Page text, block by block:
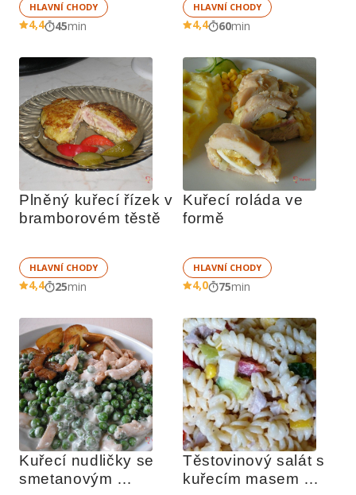
HLAVNÍ CHODY
4,4 45min
HLAVNÍ CHODY
4,4 60min
Plněný kuřecí řízek v
bramborovém těstě
HLAVNÍ CHODY
4,4 25min
Kuřecí roláda ve
formě
HLAVNÍ CHODY
4,0 75min
Kuřecí nudličky se
smetanovým
Těstovinový salát s
kuřecím masem